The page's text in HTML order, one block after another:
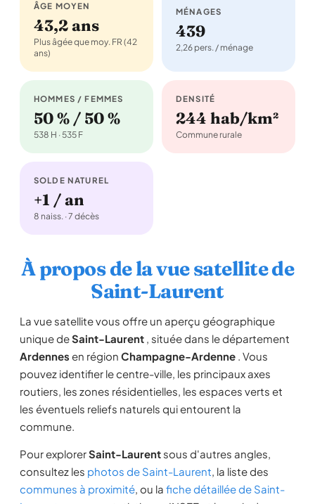
ÂGE MOYEN
43,2 ans
Plus âgée que moy. FR (42
ans)
MÉNAGES
439
2,26 pers. / ménage
HOMMES / FEMMES
50 % / 50 %
538 H · 535 F
DENSITÉ
244 hab/km²
Commune rurale
SOLDE NATUREL
+1 / an
8 naiss. · 7 décès
À propos de la vue satellite de
Saint-Laurent
La vue satellite vous offre un aperçu géographique
unique deSaint-Laurent , située dans le département
Ardennes en région Champagne-Ardenne . Vous
pouvez identifier le centre-ville, les principaux axes
routiers, les zones résidentielles, les espaces verts et
les éventuels reliefs naturels qui entourent la
commune.
Pour explorerSaint-Laurent sous d'autres angles,
consultez les photos de Saint-Laurent, la liste des
communes à proximité, ou la fiche détaillée de Saint-